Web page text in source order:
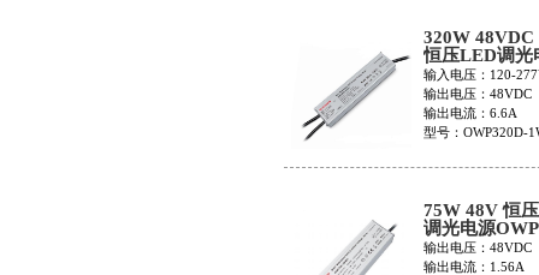
320W
恒压LED调光
OWP320D-
输入电压：120-
输出电压：48VDC
输出电流：6.6A
型号：OWP320D-
75W 48V 恒
调光电源
1W48V
输出电压：48VDC
输出电流：1.56A